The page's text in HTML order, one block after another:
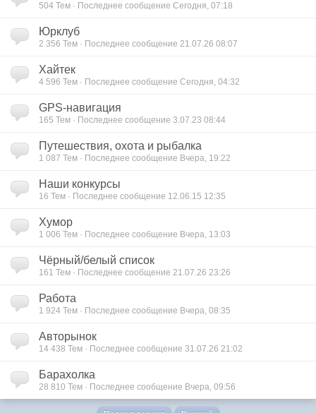
504 Тем · Последнее сообщение Сегодня, 07:18
Юрклуб
2 356 Тем · Последнее сообщение 21.07.26 08:07
Хайтек
4 596 Тем · Последнее сообщение Сегодня, 04:32
GPS-навигация
165 Тем · Последнее сообщение 3.07.23 08:44
Путешествия, охота и рыбалка
1 087 Тем · Последнее сообщение Вчера, 19:22
Наши конкурсы
16 Тем · Последнее сообщение 12.06.15 12:35
Хумор
1 006 Тем · Последнее сообщение Вчера, 13:03
Чёрный/белый список
161 Тем · Последнее сообщение 21.07.26 23:26
Работа
1 924 Тем · Последнее сообщение Вчера, 08:35
Авторынок
14 438 Тем · Последнее сообщение 31.07.26 21:02
Барахолка
28 810 Тем · Последнее сообщение Вчера, 09:56